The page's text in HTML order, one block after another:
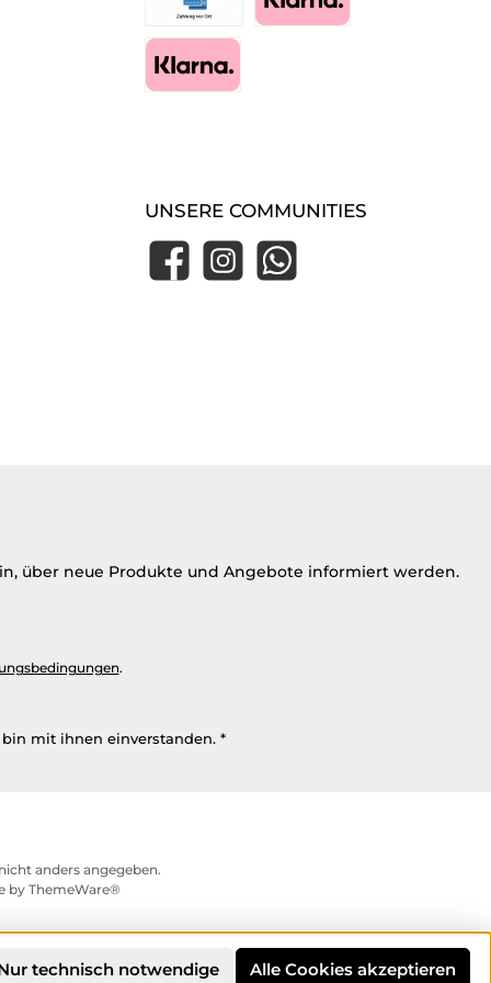
Zahlung im Shop (Essen-Borbeck)
UNSERE COMMUNITIES
FacebookInstagramWhatsApp
über neue Produkte und Angebote informiert werden.
.
mit ihnen einverstanden. *
anders angegeben.
by ThemeWare®
technisch notwendige Alle Cookies akzeptieren